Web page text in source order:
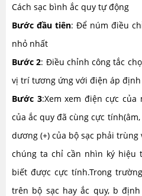
Cách sạc bình ắc quy tự động
Bước đầu tiên: Để núm điều
nhỏ nhất
Bước 2: Điều chỉnh công tắc
vị trí tương ứng với điện áp
Bước 3:Xem xem điện cực của
của ắc quy đã cùng cực
dương (+) của bộ sạc phải
chúng ta chỉ cần nhìn ký hiệu
biết được cực tính.Trong
trên bộ sạc hay ắc quy, b